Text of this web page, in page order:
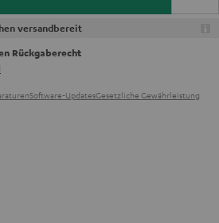
versandbereit
Rückgaberecht
Software-UpdatesGesetzliche Gewährleistung